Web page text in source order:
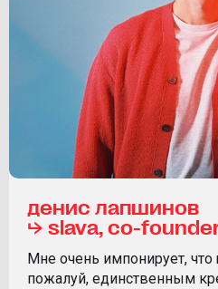
денис лапшинов
⮡ slava, co-
Мне очень импонирует, что
пожалуй, единственным